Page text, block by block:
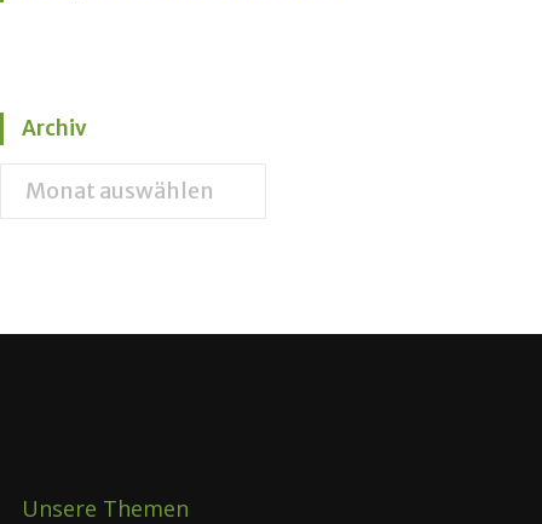
Archiv
Unsere Themen